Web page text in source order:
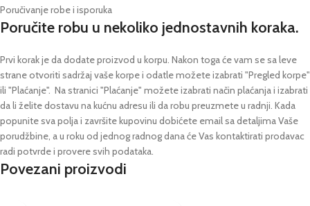
Poručivanje robe i isporuka
Poručite robu u nekoliko jednostavnih koraka.
Prvi korak je da dodate proizvod u korpu. Nakon toga će vam se sa leve
strane otvoriti sadržaj vaše korpe i odatle možete izabrati "Pregled korpe"
ili "Plaćanje". Na stranici "Plaćanje" možete izabrati način plaćanja i izabrati
da li želite dostavu na kućnu adresu ili da robu preuzmete u radnji. Kada
popunite sva polja i završite kupovinu dobićete email sa detaljima Vaše
porudžbine, a u roku od jednog radnog dana će Vas kontaktirati prodavac
radi potvrde i provere svih podataka.
Povezani proizvodi